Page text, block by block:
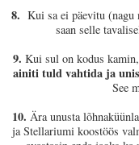
8. Kui sa ei päevitu
saan selle
9. Kui sul on kodus
ainiti tuld vahtida ja
See
10. Ära unusta
ja Stellariumi koostöös